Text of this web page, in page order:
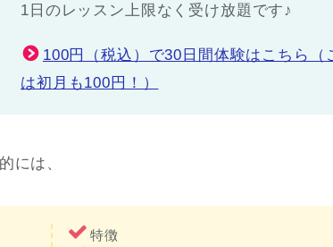
1日のレッスン上限なく受け放題です♪
100円（税込）で30日間体験はこちら
は初月も100円！）
には、
特徴